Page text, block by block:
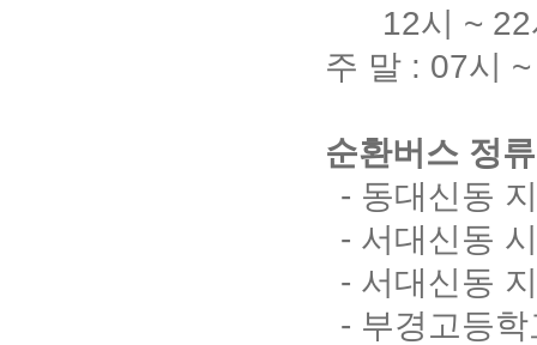
12시 ~
주 말 : 07시
순환버스 정
- 동대신동
- 서대신동
- 서대신동
- 부경고등